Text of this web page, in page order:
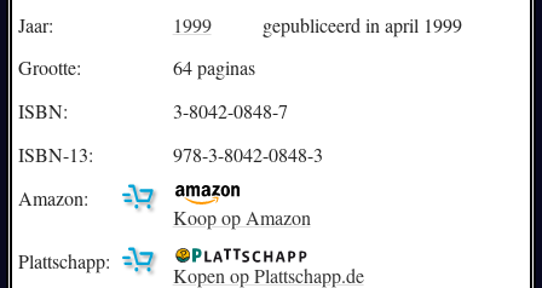
Jaar:
1999
gepubliceerd in april 1999
Grootte:
64 paginas
ISBN:
3-8042-0848-7
ISBN-13:
978-3-8042-0848-3
Amazon:
Koop op Amazon
Plattschapp:
Kopen op Plattschapp.de